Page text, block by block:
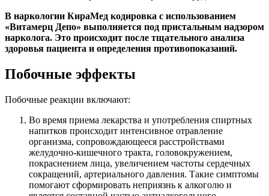
В наркологии КираМед кодировка с использованием
«Витамерц Депо» выполняется под пристальным надзором
нарколога. Это происходит после тщательного анализа
здоровья пациента и определения противопоказаний.
Побочные эффекты
Побочные реакции включают:
Во время приема лекарства и употребления спиртных
напитков происходит интенсивное отравление
организма, сопровождающееся расстройствами
желудочно-кишечного тракта, головокружением,
покраснением лица, увеличением частоты сердечных
сокращений, артериального давления. Такие симптомы
помогают сформировать неприязнь к алкоголю и